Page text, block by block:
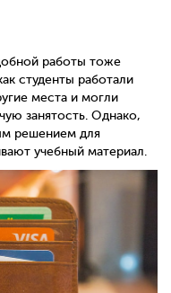
работы тоже
студенты работали
места и могли
занятость. Однако,
решением для
учебный материал.